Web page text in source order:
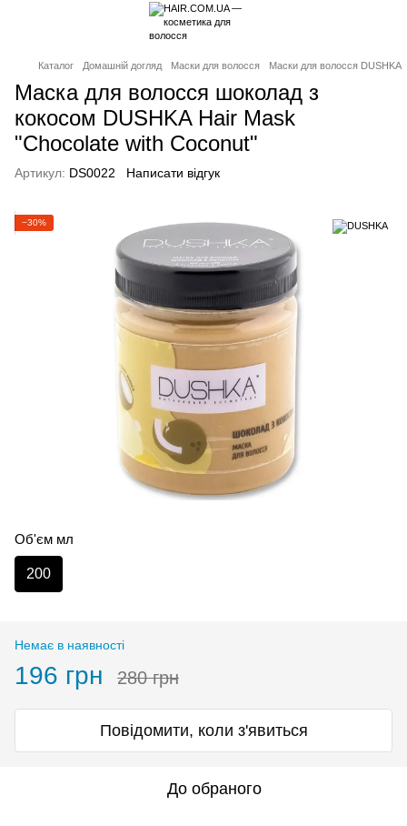
Каталог Домашній догляд Маски для волосся Маски для волосся DUSHKA
Маска для волосся шоколад з
кокосом DUSHKA Hair Mask
"Chocolate with Coconut"
Артикул: DS0022 Написати відгук
−30%
Об'єм мл
200
Немає в наявності
196 грн 280 грн
Повідомити, коли з'явиться
До обраного